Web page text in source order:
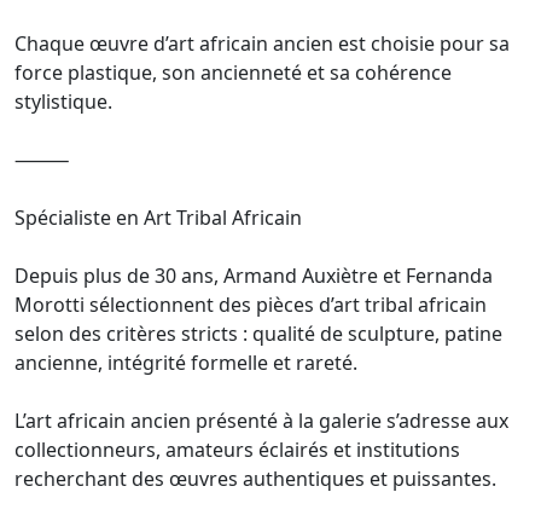
Chaque œuvre d’art africain ancien est choisie pour sa
force plastique, son ancienneté et sa cohérence
stylistique.
⸻
Spécialiste en Art Tribal Africain
Depuis plus de 30 ans, Armand Auxiètre et Fernanda
Morotti sélectionnent des pièces d’art tribal africain
selon des critères stricts : qualité de sculpture, patine
ancienne, intégrité formelle et rareté.
L’art africain ancien présenté à la galerie s’adresse aux
collectionneurs, amateurs éclairés et institutions
recherchant des œuvres authentiques et puissantes.